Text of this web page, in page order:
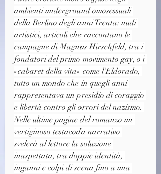
ambienti underground omosessuali
della Berlino degli anni Trenta: nudi
artistici, articoli che raccontano le
campagne di Magnus Hirschfeld, tra i
fondatori del primo movimento gay, o i
«cabaret della vita» come l’Eldorado,
tutto un mondo che in quegli anni
rappresentava un presidio di coraggio
e libertà contro gli orrori del nazismo.
Nelle ultime pagine del romanzo un
vertiginoso testacoda narrativo
svelerà al lettore la soluzione
inaspettata, tra doppie identità,
inganni e colpi di scena fino a una